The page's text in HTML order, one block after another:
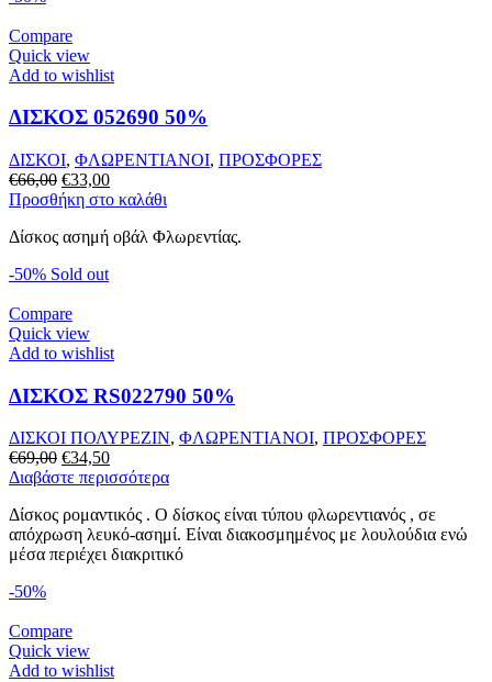
Compare
Quick view
Add to wishlist
ΔΙΣΚΟΣ 052690 50%
ΔΙΣΚΟΙ, ΦΛΩΡΕΝΤΙΑΝΟΙ, ΠΡΟΣΦΟΡΕΣ
€66,00 Original
price
€66,00.
€33,00Η
τρέχουσα
είναι:
Προσθήκη στο καλάθι
Δίσκος ασημή οβάλ Φλωρεντίας.
-50% Sold out
Compare
Quick view
Add to wishlist
ΔΙΣΚΟΣ RS022790 50%
ΔΙΣΚΟΙ ΠΟΛΥΡΕΖΙΝ, ΦΛΩΡΕΝΤΙΑΝΟΙ, ΠΡΟΣΦΟΡΕΣ
€69,00 Original
price
€69,00.
€34,50Η
τρέχουσα
είναι:
€34,50.
Διαβάστε περισσότερα
Δίσκος ρομαντικός . Ο δίσκος είναι τύπου φλωρεντιανός , σε
απόχρωση λευκό-ασημί. Είναι διακοσμημένος με λουλούδια ενώ
μέσα περιέχει διακριτικό
-50%
Compare
Quick view
Add to wishlist